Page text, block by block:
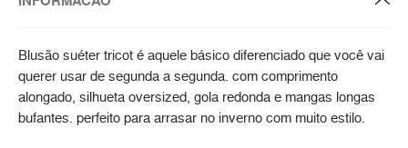
Blusão suéter tricot é aquele básico diferenciado que você vai
querer usar de segunda a segunda. com comprimento
alongado, silhueta oversized, gola redonda e mangas longas
bufantes. perfeito para arrasar no inverno com muito estilo.